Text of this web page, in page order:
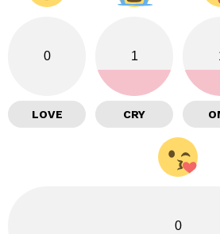
0
LOVE
1
CRY
0